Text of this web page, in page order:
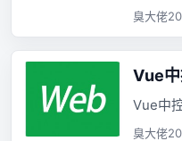
臭大佬
Vue
Vue中
臭大佬